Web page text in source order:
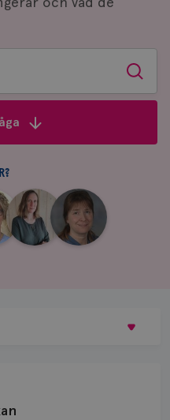
Sök
|
Maria
Edegran
|
Yvette
Andersson